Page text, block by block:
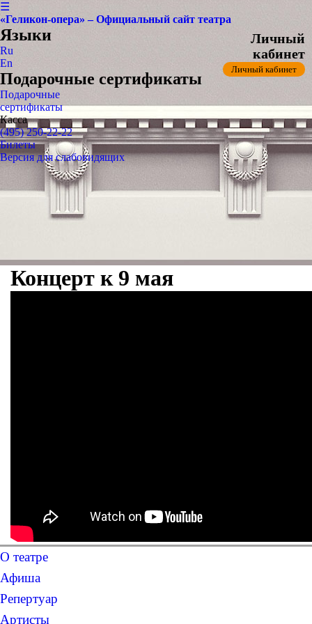
☰
«Геликон-опера» – Официальный сайт театра
Языки
Ru
En
Подарочные сертификаты
Подарочные
сертификаты
Касса
(495) 250-22-22
Личный
кабинет
Личный кабинет
Билеты
Версия для слабовидящих
Концерт к 9 мая
О театре
Афиша
Репертуар
Артисты